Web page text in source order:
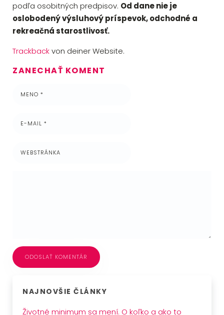
podľa osobitných predpisov. Od dane nie je
oslobodený výsluhový príspevok, odchodné a
rekreačná starostlivosť.
Trackbackvon deiner Website.
ZANECHAŤ KOMENT
ODOSLAŤ KOMENTÁR
NAJNOVŠIE ČLÁNKY
Životné minimum sa mení. O koľko a ako to